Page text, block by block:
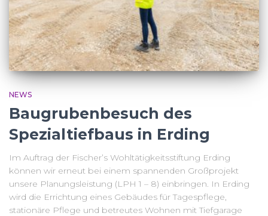
NEWS
Baugrubenbesuch des
Spezialtiefbaus in Erding
Im Auftrag der Fischer’s Wohltätigkeitsstiftung Erding
können wir erneut bei einem spannenden Großprojekt
unsere Planungsleistung (LPH 1 – 8) einbringen. In Erding
wird die Errichtung eines Gebäudes für Tagespflege,
stationäre Pflege und betreutes Wohnen mit Tiefgarage